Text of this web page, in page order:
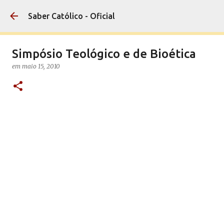
Pular para o conteúdo principal
Saber Católico - Oficial
Simpósio Teológico e de Bioética
em maio 15, 2010